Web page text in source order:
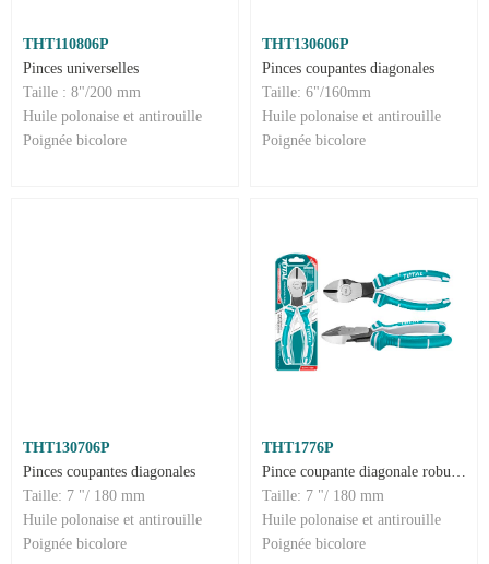
THT110806P
Pinces universelles
Taille : 8"/200 mm
Huile polonaise et antirouille
Poignée bicolore
THT130606P
Pinces coupantes diagonales
Taille: 6"/160mm
Huile polonaise et antirouille
Poignée bicolore
THT130706P
Pinces coupantes diagonales
Taille: 7 "/ 180 mm
Huile polonaise et antirouille
Poignée bicolore
THT1776P
Pince coupante diagonale robuste
Taille: 7 "/ 180 mm
Huile polonaise et antirouille
Poignée bicolore